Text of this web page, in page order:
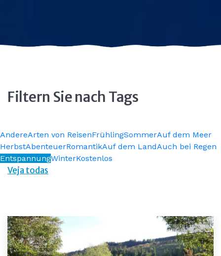
Filtern Sie nach Tags
AndereArten von ReisenFrühlingSommerAuf dem Meer
HerbstAbenteuerRomantikAuf dem LandAuch bei Regen
EntspannungWinterKostenlos
Veja todas
@Pedro Rosa